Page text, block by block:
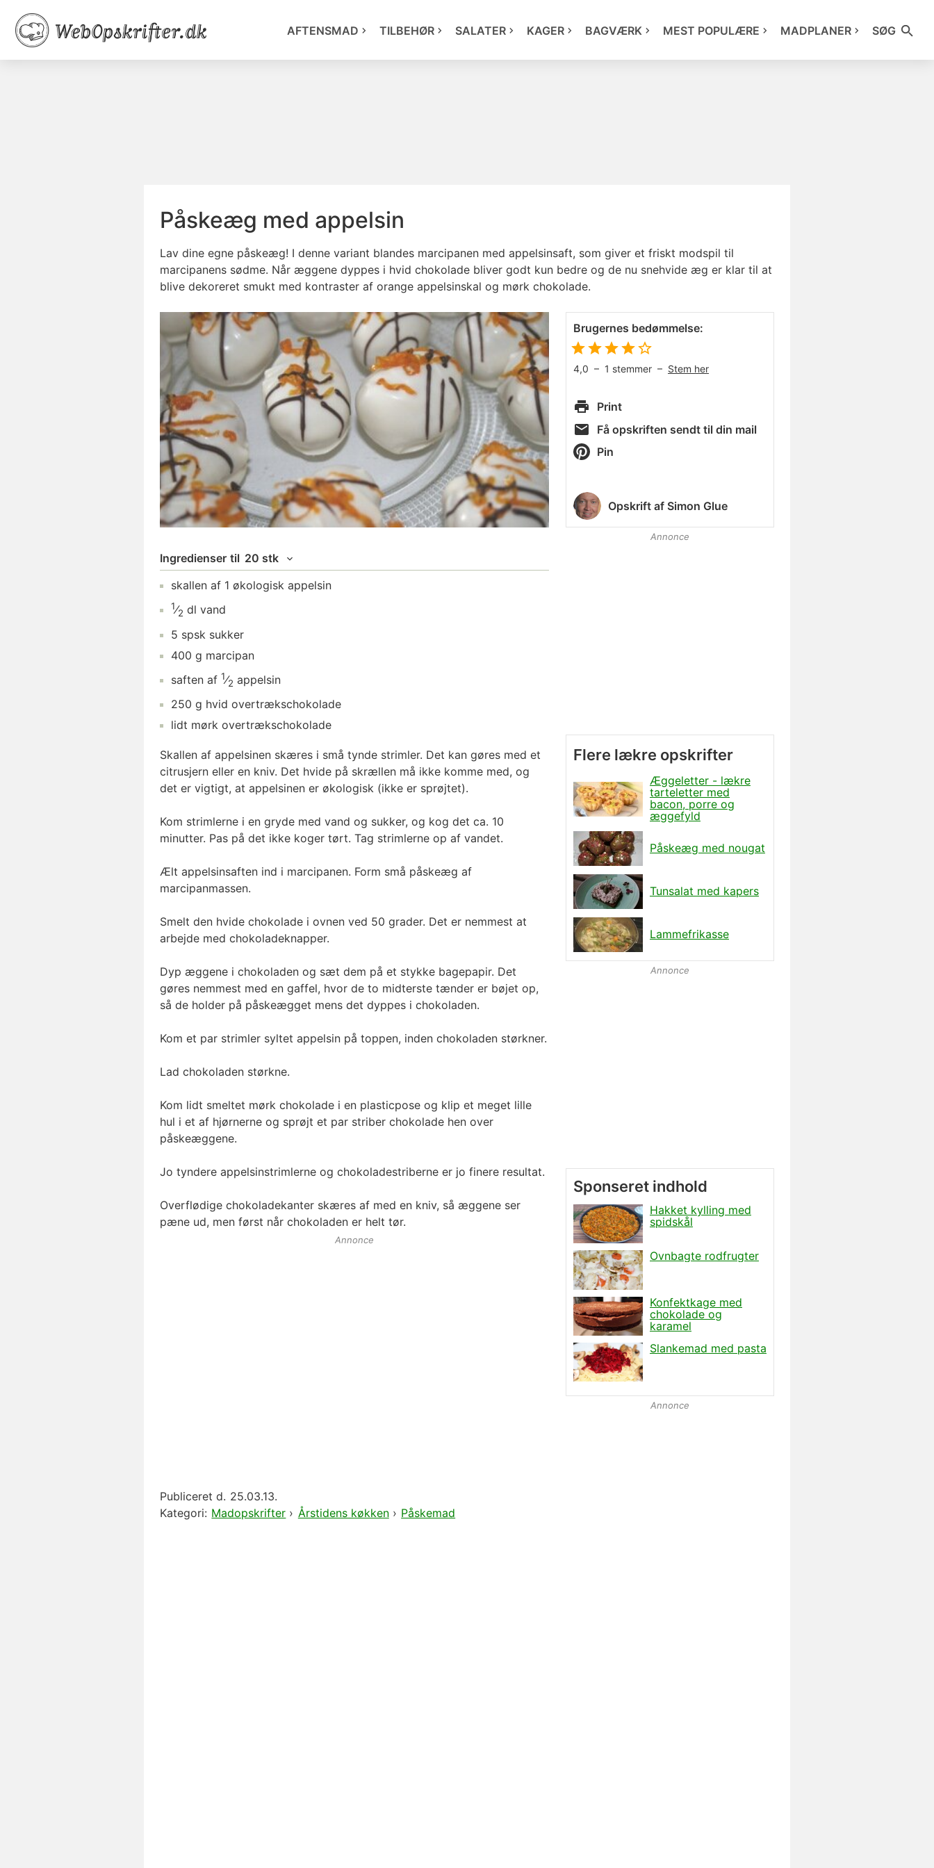
AFTENSMAD TILBEHØR SALATER KAGER BAGVÆRK MEST POPULÆRE MADPLANER SØG
Påskeæg med appelsin
Lav dine egne påskeæg! I denne variant blandes marcipanen med appelsinsaft, som giver et friskt modspil til
marcipanens sødme. Når æggene dyppes i hvid chokolade bliver godt kun bedre og de nu snehvide æg er klar til at
blive dekoreret smukt med kontraster af orange appelsinskal og mørk chokolade.
Ingredienser til 20 stk
skallen af 1 økologisk appelsin
1⁄2 dl vand
5 spsk sukker
400 g marcipan
saften af 1⁄2 appelsin
250 g hvid overtrækschokolade
lidt mørk overtrækschokolade
Skallen af appelsinen skæres i små tynde strimler. Det kan gøres med et
citrusjern eller en kniv. Det hvide på skrællen må ikke komme med, og
det er vigtigt, at appelsinen er økologisk (ikke er sprøjtet).
Kom strimlerne i en gryde med vand og sukker, og kog det ca. 10
minutter. Pas på det ikke koger tørt. Tag strimlerne op af vandet.
Ælt appelsinsaften ind i marcipanen. Form små påskeæg af
marcipanmassen.
Smelt den hvide chokolade i ovnen ved 50 grader. Det er nemmest at
arbejde med chokoladeknapper.
Dyp æggene i chokoladen og sæt dem på et stykke bagepapir. Det
gøres nemmest med en gaffel, hvor de to midterste tænder er bøjet op,
så de holder på påskeægget mens det dyppes i chokoladen.
Kom et par strimler syltet appelsin på toppen, inden chokoladen størkner.
Lad chokoladen størkne.
Kom lidt smeltet mørk chokolade i en plasticpose og klip et meget lille
hul i et af hjørnerne og sprøjt et par striber chokolade hen over
påskeæggene.
Jo tyndere appelsinstrimlerne og chokoladestriberne er jo finere resultat.
Overflødige chokoladekanter skæres af med en kniv, så æggene ser
pæne ud, men først når chokoladen er helt tør.
Annonce
Publiceret d. 25.03.13.
Kategori: Madopskrifter › Årstidens køkken› Påskemad
Brugernes bedømmelse:
4,0 – 1 stemmer – Stem her
Print
Få opskriften sendt til din mail
Pin
Opskrift af Simon Glue
Annonce
Flere lækre opskrifter
Æggeletter - lækre
tarteletter med
bacon, porre og
æggefyld
Påskeæg med nougat
Tunsalat med kapers
Lammefrikasse
Annonce
Annonce